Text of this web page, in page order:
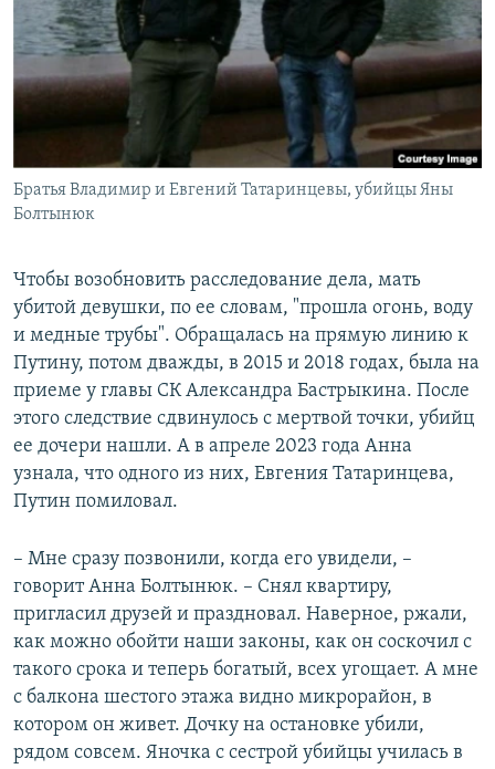
Братья Владимир и Евгений Татаринцевы, убийцы Яны
Болтынюк
Чтобы возобновить расследование дела, мать
убитой девушки, по ее словам, "прошла огонь, воду
и медные трубы". Обращалась на прямую линию к
Путину, потом дважды, в 2015 и 2018 годах, была на
приеме у главы СК Александра Бастрыкина. После
этого следствие сдвинулось с мертвой точки, убийц
ее дочери нашли. А в апреле 2023 года Анна
узнала, что одного из них, Евгения Татаринцева,
Путин помиловал.
– Мне сразу позвонили, когда его увидели, –
говорит Анна Болтынюк. – Снял квартиру,
пригласил друзей и праздновал. Наверное, ржали,
как можно обойти наши законы, как он соскочил с
такого срока и теперь богатый, всех угощает. А мне
с балкона шестого этажа видно микрорайон, в
котором он живет. Дочку на остановке убили,
рядом совсем. Яночка с сестрой убийцы училась в